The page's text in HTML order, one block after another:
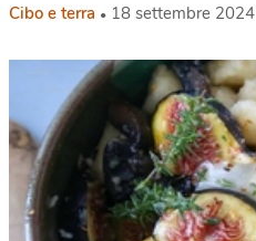
Cibo e terra 18 settembre 2024